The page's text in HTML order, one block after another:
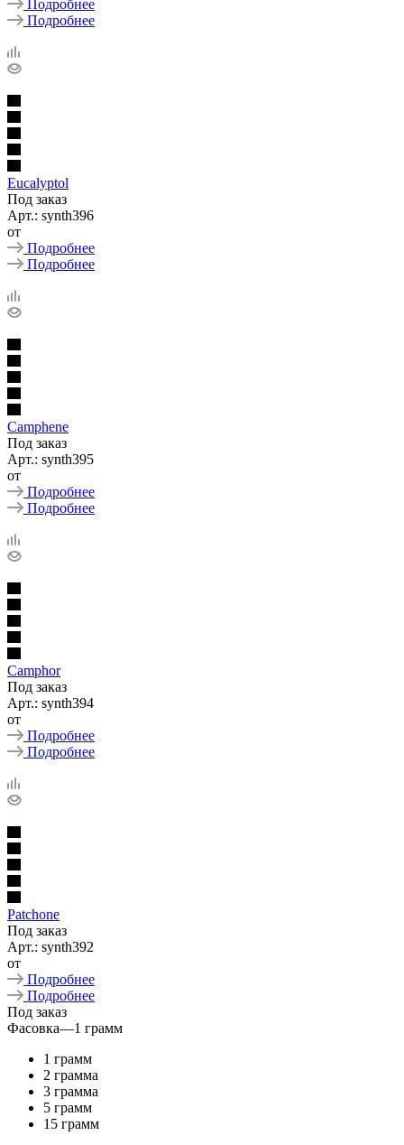
Подробнее
Подробнее
Eucalyptol
Под заказ
Арт.: synth396
от
Подробнее
Подробнее
Camphene
Под заказ
Арт.: synth395
от
Подробнее
Подробнее
Camphor
Под заказ
Арт.: synth394
от
Подробнее
Подробнее
Patchone
Под заказ
Арт.: synth392
от
Подробнее
Подробнее
Под заказ
Фасовка—1 грамм
1 грамм
2 грамма
3 грамма
5 грамм
15 грамм